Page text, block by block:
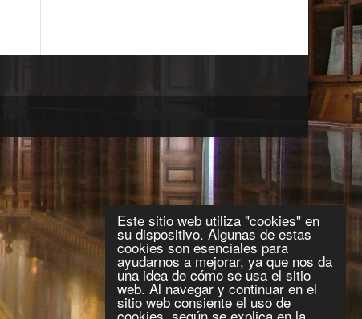
Este sitio web utiliza "cookies" en
su dispositivo. Algunas de estas
cookies son esenciales para
ayudarnos a mejorar, ya que nos da
una idea de cómo se usa el sitio
web. Al navegar y continuar en el
sitio web consiente el uso de